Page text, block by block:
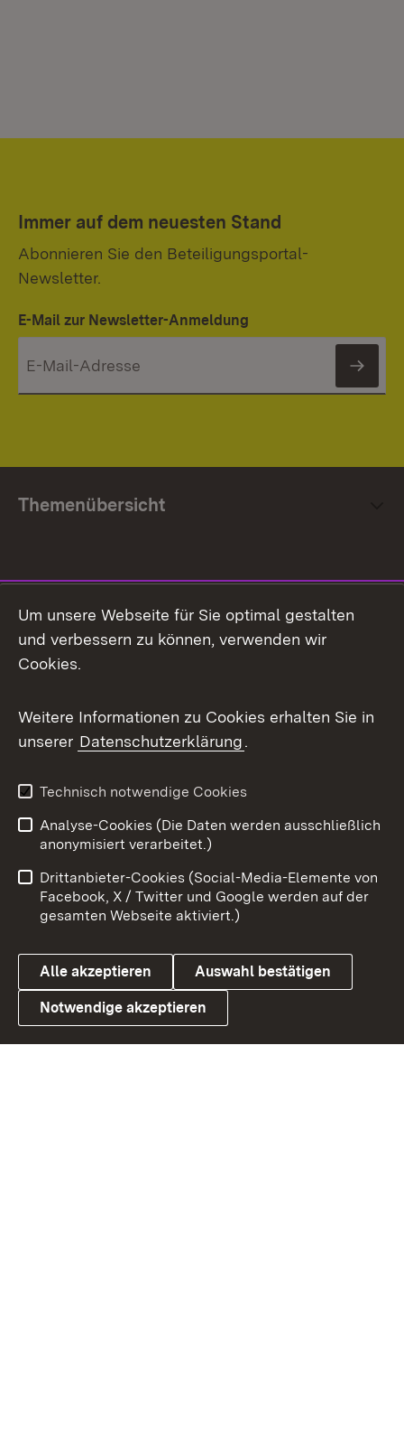
Immer auf dem neuesten Stand
Abonnieren Sie den Beteiligungsportal-
Newsletter.
E-Mail zur Newsletter-Anmeldung
Themenübersicht
Facebook
X / Twitter
Youtube
Link zum Landesportal
Impressum
Kontakt
Barrierefreiheit
Datenschutz
Cookies
Um unsere Webseite für Sie optimal gestalten
und verbessern zu können, verwenden wir
Cookies.
Weitere Informationen zu Cookies erhalten Sie in
unserer Datenschutzerklärung.
Technisch notwendige Cookies
Analyse-Cookies (Die Daten werden ausschließlich
anonymisiert verarbeitet.)
Drittanbieter-Cookies (Social-Media-Elemente von
Facebook, X / Twitter und Google werden auf der
gesamten Webseite aktiviert.)
Alle akzeptieren Auswahl bestätigen
Notwendige akzeptieren